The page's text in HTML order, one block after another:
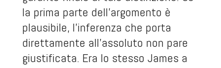
la prima parte dell’argomento è
plausibile, l’inferenza che porta
direttamente all’assoluto non pare
giustificata. Era lo stesso James a